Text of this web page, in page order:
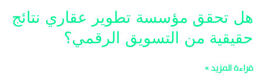
هل تحقق مؤسسة تطوير عقاري نتائج
حقيقية من التسويق الرقمي؟
قراءة المزيد »